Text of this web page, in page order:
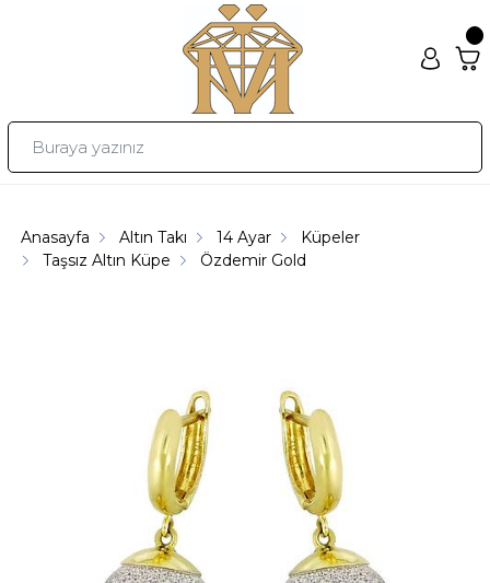
Anasayfa Altın Takı 14 Ayar
Küpeler
Taşsız Altın Küpe
Özdemir Gold